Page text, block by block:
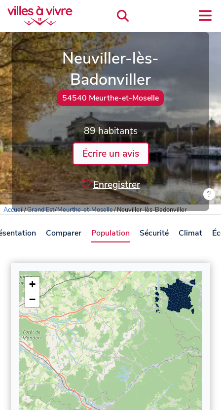
Neuviller-lès-
Badonviller
54540 Meurthe-et-Moselle
89 habitants
Écrire un avis
Enregistrer
Accueil/Grand Est/Meurthe-et-Moselle/Neuviller-lès-Badonviller
Comparer Population Sécurité Climat
+
−